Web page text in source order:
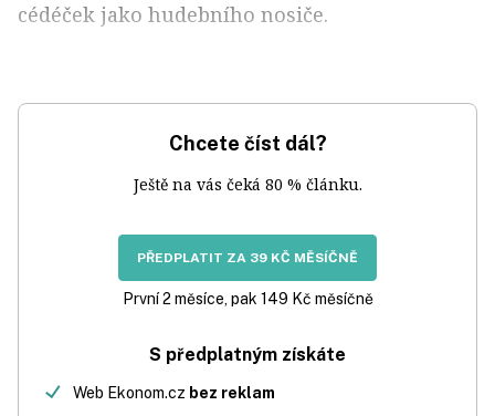
cédéček jako hudebního nosiče.
Chcete číst dál?
Ještě na vás čeká 80 % článku.
PŘEDPLATIT ZA 39 KČ MĚSÍČNĚ
První 2 měsíce, pak 149 Kč měsíčně
S předplatným získáte
Web Ekonom.cz bez reklam